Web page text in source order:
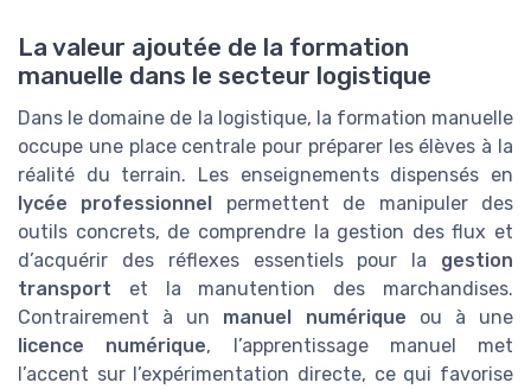
La valeur ajoutée de la formation
manuelle dans le secteur logistique
Dans le domaine de la logistique, la formation manuelle
occupe une place centrale pour préparer les élèves à la
réalité du terrain. Les enseignements dispensés en
lycée professionnel permettent de manipuler des
outils concrets, de comprendre la gestion des flux et
d’acquérir des réflexes essentiels pour la gestion
transport et la manutention des marchandises.
Contrairement à un manuel numérique ou à une
licence numérique, l’apprentissage manuel met
l’accent sur l’expérimentation directe, ce qui favorise